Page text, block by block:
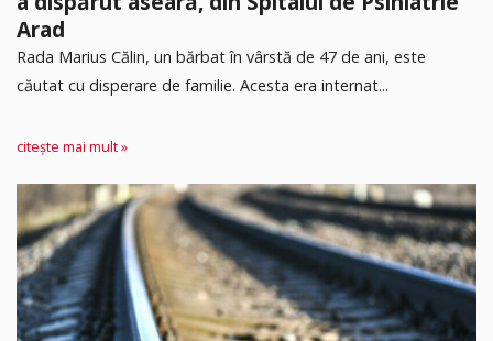
Arad
Rada Marius Călin, un bărbat în vârstă de 47 de ani, este
căutat cu disperare de familie. Acesta era internat...
citește mai mult »